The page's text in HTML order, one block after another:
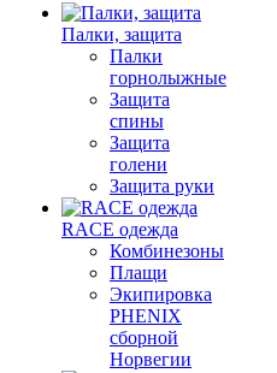
Палки, защита
Палки
горнолыжные
Защита
спины
Защита
голени
Защита руки
RACE одежда
Комбинезоны
Плащи
Экипировка
PHENIX
сборной
Норвегии